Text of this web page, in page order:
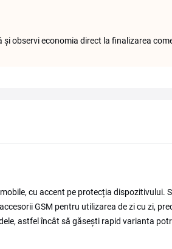
observi economia direct la finalizarea
cu accent pe protecția dispozitivului.
GSM pentru utilizarea de zi cu zi,
astfel încât să găsești rapid varianta